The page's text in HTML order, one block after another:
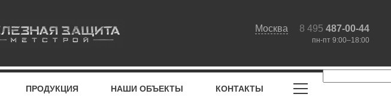
Москва 8 495 487-00-44
пн-пт 9:00–18:00
ПРОДУКЦИЯ НАШИ ОБЪЕКТЫ КОНТАКТЫ